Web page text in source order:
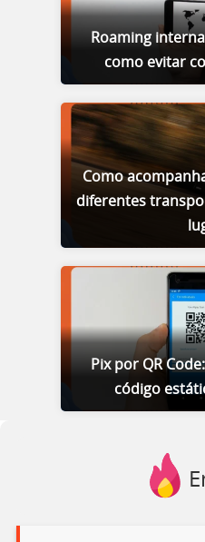
Roaming
como evitar
Como
diferentes
Pix por QR
código